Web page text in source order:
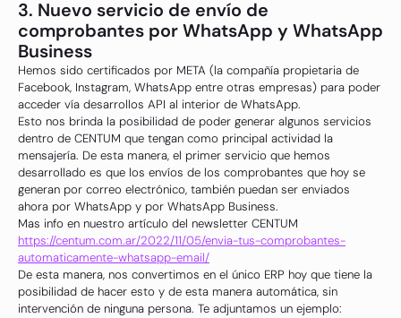
3. Nuevo servicio de envío de
comprobantes por WhatsApp y WhatsApp
Business
Hemos sido certificados por META (la compañía propietaria de
Facebook, Instagram, WhatsApp entre otras empresas) para poder
acceder vía desarrollos API al interior de WhatsApp.
Esto nos brinda la posibilidad de poder generar algunos servicios
dentro de CENTUM que tengan como principal actividad la
mensajería. De esta manera, el primer servicio que hemos
desarrollado es que los envíos de los comprobantes que hoy se
generan por correo electrónico, también puedan ser enviados
ahora por WhatsApp y por WhatsApp Business.
Mas info en nuestro artículo del newsletter CENTUM
https://centum.com.ar/2022/11/05/envia-tus-comprobantes-
automaticamente-whatsapp-email/
De esta manera, nos convertimos en el único ERP hoy que tiene la
posibilidad de hacer esto y de esta manera automática, sin
intervención de ninguna persona. Te adjuntamos un ejemplo: